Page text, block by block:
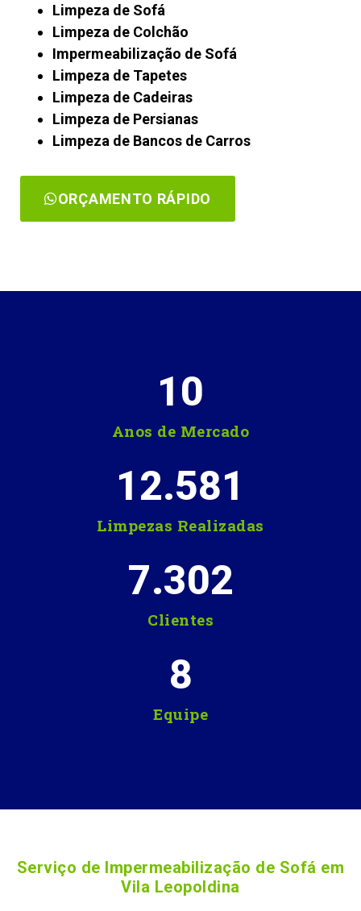
Limpeza de Sofá
Limpeza de Colchão
Impermeabilização de Sofá
Limpeza de Tapetes
Limpeza de Cadeiras
Limpeza de Persianas
Limpeza de Bancos de Carros
ORÇAMENTO RÁPIDO
Anos de Mercado
10
Limpezas Realizadas
12.581
Clientes
7.302
Equipe
8
Serviço de Impermeabilização de Sofá em
Vila Leopoldina